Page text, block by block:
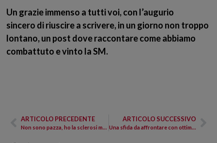
Un grazie immenso a tutti voi, con l’augurio
sincero di riuscire a scrivere, in un giorno non troppo
lontano, un post dove raccontare come abbiamo
combattuto e vinto la SM.
ARTICOLO PRECEDENTE
Non sono pazza, ho la sclerosi multipla
ARTICOLO SUCCESSIVO
Una sfida da affrontare con ottimismo